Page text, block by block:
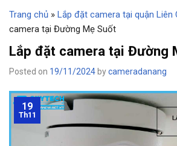
Trang chủ » Lắp đặt camera tại quận Liên
camera tại Đường Mẹ Suốt
Lắp đặt camera tại Đường
Posted on 19/11/2024 bycameradanang
19
Th11